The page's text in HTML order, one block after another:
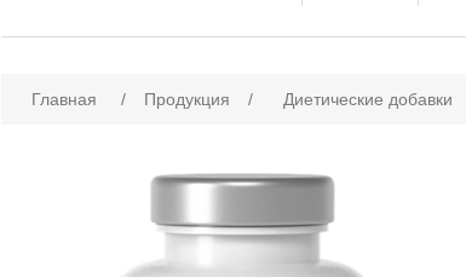
Главная / Продукция / Диетические добавки